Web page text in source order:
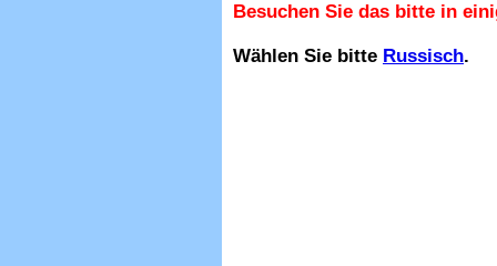
Besuchen Sie das bitte in
Wählen Sie bitte Russisch.